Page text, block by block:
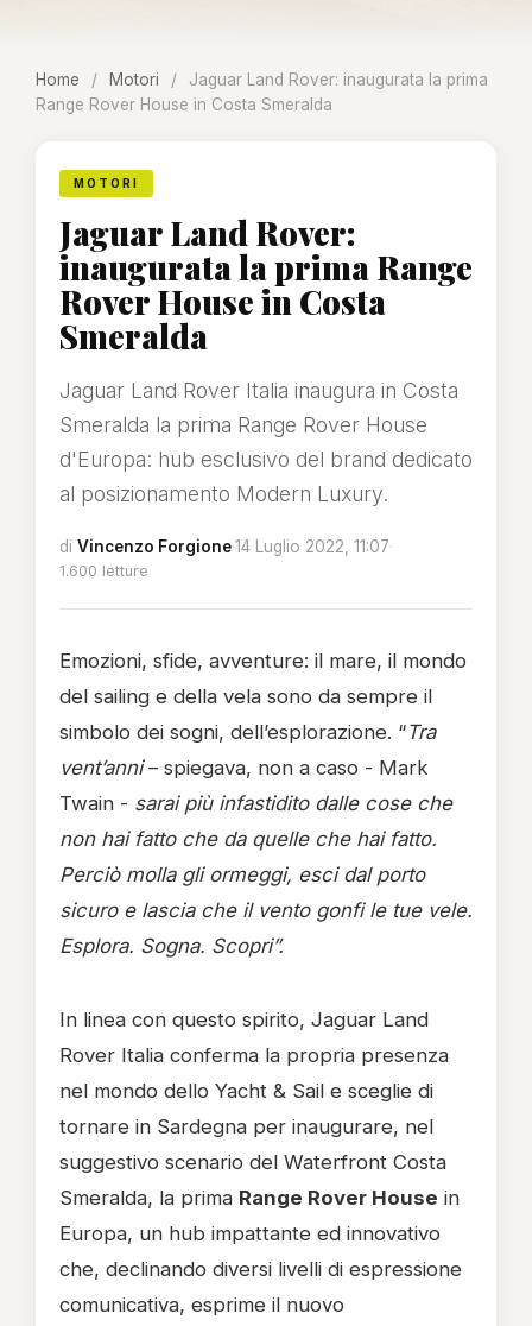
Home / Motori /
Jaguar Land Rover: inaugurata la prima
Range Rover House in Costa Smeralda
MOTORI
Jaguar Land Rover:
inaugurata la prima Range
Rover House in Costa
Smeralda
Jaguar Land Rover Italia inaugura in Costa
Smeralda la prima Range Rover House
d'Europa: hub esclusivo del brand dedicato
al posizionamento Modern Luxury.
di Vincenzo Forgione·14 Luglio 2022, 11:07·
1.600 letture
Emozioni, sfide, avventure: il mare, il mondo
del sailing e della vela sono da sempre il
simbolo dei sogni, dell’esplorazione. “Tra
vent’anni– spiegava, non a caso - Mark
Twain - sarai più infastidito dalle cose che
non hai fatto che da quelle che hai fatto.
Perciò molla gli ormeggi, esci dal porto
sicuro e lascia che il vento gonfi le tue vele.
Esplora. Sogna. Scopri”.
In linea con questo spirito, Jaguar Land
Rover Italia conferma la propria presenza
nel mondo dello Yacht & Sail e sceglie di
tornare in Sardegna per inaugurare, nel
suggestivo scenario del Waterfront Costa
Smeralda, la prima Range Rover House in
Europa, un hub impattante ed innovativo
che, declinando diversi livelli di espressione
comunicativa, esprime il nuovo